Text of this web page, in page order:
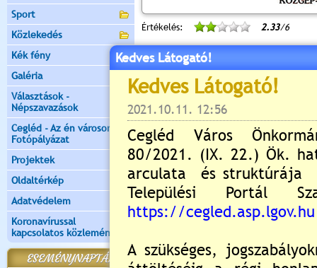
Sport
Közlekedés
Kék fény
Galéria
Választások -
Népszavazások
Cegléd - Az én városom -
Fotópályázat
Projektek
Oldaltérkép
Adatvédelem
Koronavírussal
kapcsolatos közlemények
ESEMÉNYNAPTÁR
Értékelés: 2.33/6
Még nincsenek hozzászólások
Új hozzászólás:
Kérjük jelentkezzen be,
Kedves Látogató!